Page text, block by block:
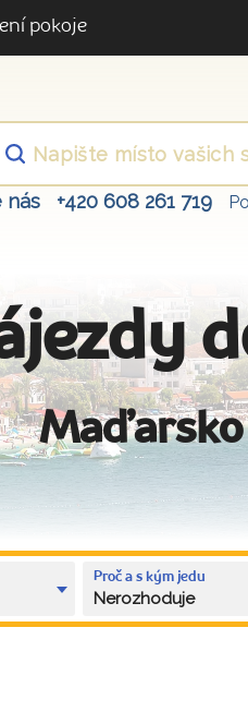
pokoje
nás +420 608 261 719
Maďarsko
Proč a s kým jedu
Nerozhoduje